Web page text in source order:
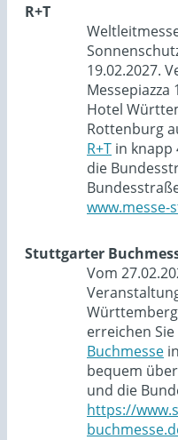
R+T
19.02.2027.
Messepiazza
Hotel
Rottenburg
R+T in knapp
die
Stuttgarter
Vom
erreichen
Buchmesse
bequem
und die
https://